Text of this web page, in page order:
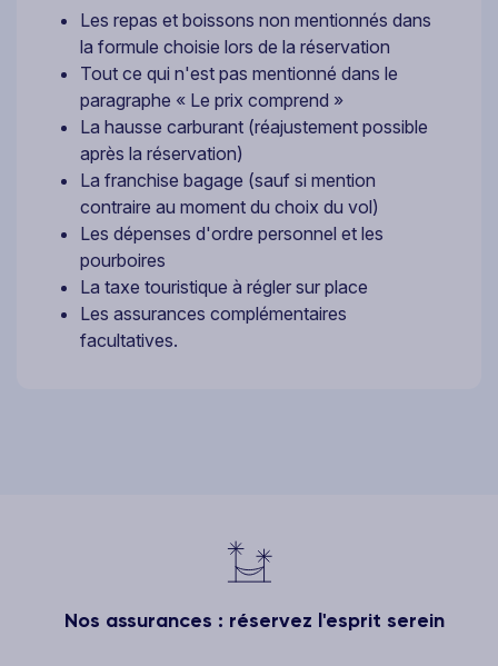
Les repas et boissons non mentionnés dans
la formule choisie lors de la réservation
Tout ce qui n'est pas mentionné dans le
paragraphe « Le prix comprend »
La hausse carburant (réajustement possible
après la réservation)
La franchise bagage (sauf si mention
contraire au moment du choix du vol)
Les dépenses d'ordre personnel et les
pourboires
La taxe touristique à régler sur place
Les assurances complémentaires
facultatives.
Nos assurances : réservez l'esprit serein